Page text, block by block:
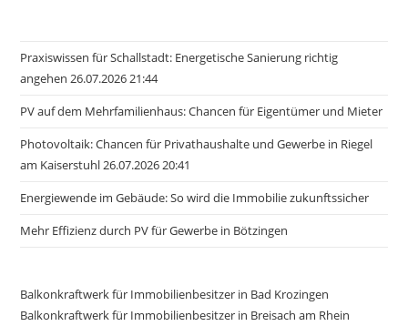
Praxiswissen für Schallstadt: Energetische Sanierung richtig
angehen 26.07.2026 21:44
PV auf dem Mehrfamilienhaus: Chancen für Eigentümer und Mieter
Photovoltaik: Chancen für Privathaushalte und Gewerbe in Riegel
am Kaiserstuhl 26.07.2026 20:41
Energiewende im Gebäude: So wird die Immobilie zukunftssicher
Mehr Effizienz durch PV für Gewerbe in Bötzingen
Balkonkraftwerk für Immobilienbesitzer in Bad Krozingen
Balkonkraftwerk für Immobilienbesitzer in Breisach am Rhein